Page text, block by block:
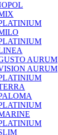
AURUM
AURUM